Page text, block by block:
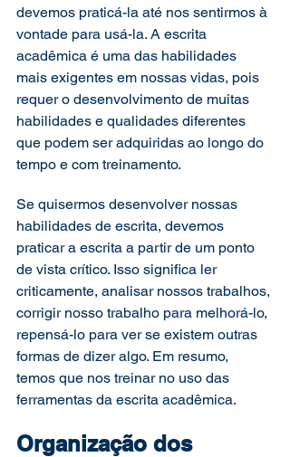
devemos praticá-la até nos sentirmos à
vontade para usá-la. A escrita
acadêmica é uma das habilidades
mais exigentes em nossas vidas, pois
requer o desenvolvimento de muitas
habilidades e qualidades diferentes
que podem ser adquiridas ao longo do
tempo e com treinamento.
Se quisermos desenvolver nossas
habilidades de escrita, devemos
praticar a escrita a partir de um ponto
de vista crítico. Isso significa ler
criticamente, analisar nossos trabalhos,
corrigir nosso trabalho para melhorá-lo,
repensá-lo para ver se existem outras
formas de dizer algo. Em resumo,
temos que nos treinar no uso das
ferramentas da escrita acadêmica.
Organização dos